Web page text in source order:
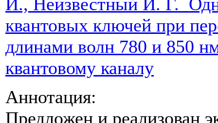
квантовых ключей при
длинами волн 780 и 850
квантовому каналу
Аннотация:
Предложен и реализован